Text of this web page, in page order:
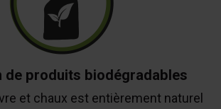
de produits biodégradables
et chaux est entièrement naturel